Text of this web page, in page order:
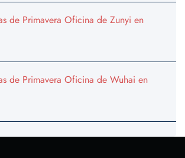
de Primavera Oficina de Zunyi en
de Primavera Oficina de Wuhai en